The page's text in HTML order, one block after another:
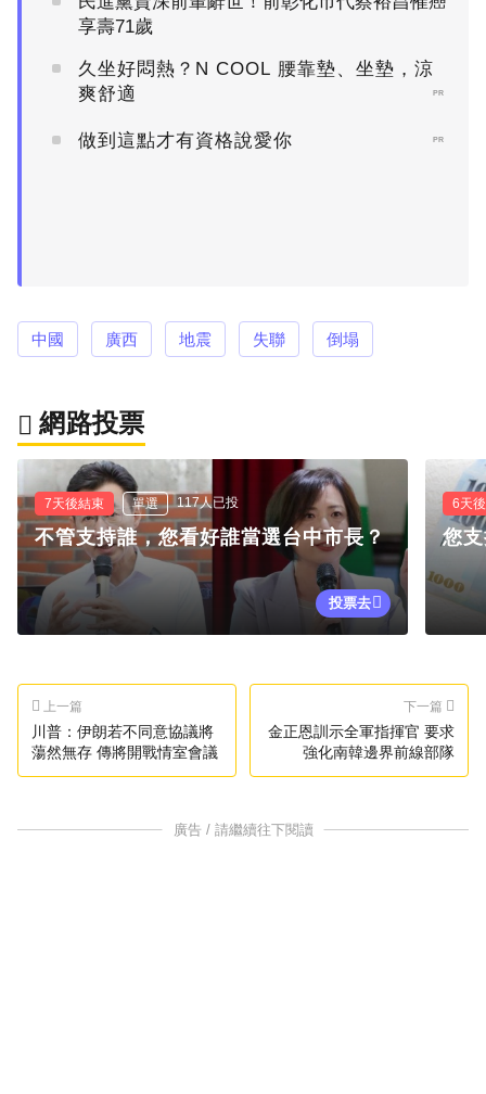
享壽71歲
久坐好悶熱？N COOL 腰靠墊、坐墊，涼
爽舒適
PR
做到這點才有資格說愛你 PR
中國 廣西 地震 失聯 倒塌
網路投票
7天後結束 單選 117人已投
不管支持誰，您看好誰當選台中市長？
投票去
6天
您
上一篇
川普：伊朗若不同意協議將
蕩然無存 傳將開戰情室會議
下一篇
金正恩訓示全軍指揮官 要求
強化南韓邊界前線部隊
廣告 / 請繼續往下閱讀